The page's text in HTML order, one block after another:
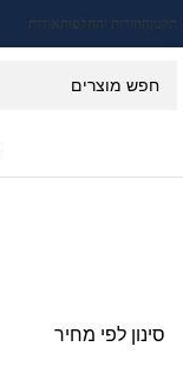
תקנוןהחזרות והחלפותאודות
סינון לפי מחיר